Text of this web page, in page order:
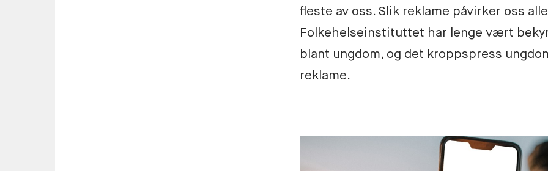
fleste av oss. Slik reklame påvirker oss
Folkehelseinstituttet har lenge vært
blant ungdom, og det kroppspress
reklame.